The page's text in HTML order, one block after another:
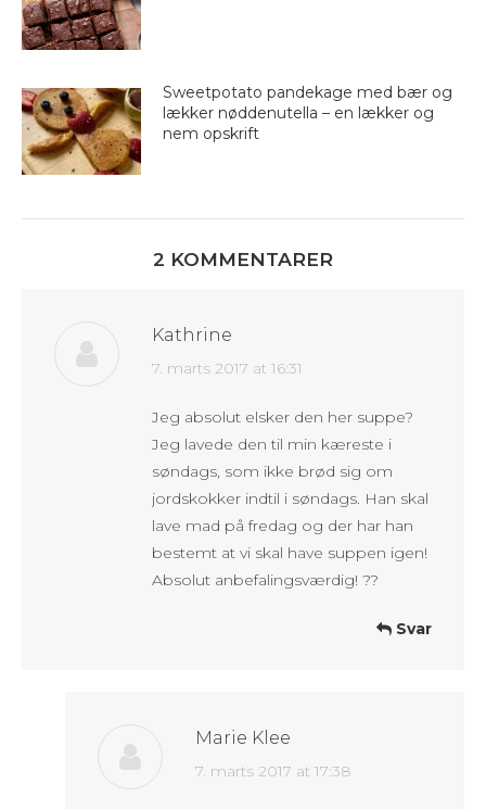
Sweetpotato pandekage med bær og
lækker nøddenutella – en lækker og
nem opskrift
2 KOMMENTARER
Kathrine
says:
7. marts 2017 at 16:31
Jeg absolut elsker den her suppe?
Jeg lavede den til min kæreste i
søndags, som ikke brød sig om
jordskokker indtil i søndags. Han skal
lave mad på fredag og der har han
bestemt at vi skal have suppen igen!
Absolut anbefalingsværdig! ??
Svar
Marie Klee
says:
7. marts 2017 at 17:38